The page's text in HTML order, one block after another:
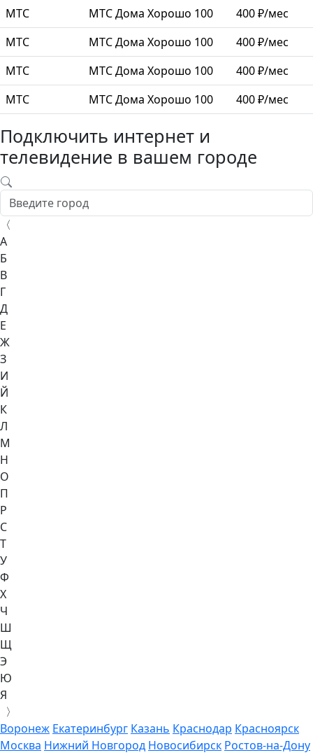
МТС
МТС Дома Хорошо 100
400 ₽/мес
МТС
МТС Дома Хорошо 100
400 ₽/мес
МТС
МТС Дома Хорошо 100
400 ₽/мес
МТС
МТС Дома Хорошо 100 400 ₽/мес
Подключить интернет и
телевидение в вашем городе
〈
А
Б
В
Г
Д
Е
Ж
З
И
Й
К
Л
М
Н
О
П
Р
С
Т
У
Ф
Х
Ч
Ш
Щ
Э
Ю
Я
〉
Воронеж Екатеринбург Казань Краснодар Красноярск
Москва Нижний Новгород Новосибирск Ростов-на-Дону